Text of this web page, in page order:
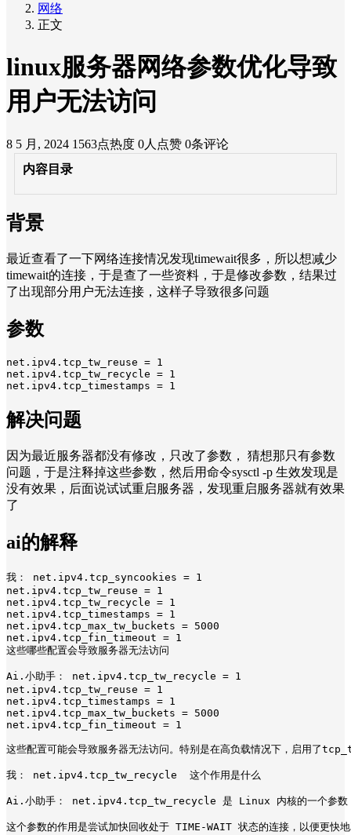
网络
正文
linux服务器网络参数优化导致
用户无法访问
8 5 月, 2024 1563点热度 0人点赞 0条评论
内容目录
背景
最近查看了一下网络连接情况发现timewait很多，所以想减少
timewait的连接，于是查了一些资料，于是修改参数，结果过
了出现部分用户无法连接，这样子导致很多问题
参数
net.ipv4.tcp_tw_reuse = 1
net.ipv4.tcp_tw_recycle = 1
net.ipv4.tcp_timestamps = 1
解决问题
因为最近服务器都没有修改，只改了参数， 猜想那只有参数
问题，于是注释掉这些参数，然后用命令sysctl -p 生效发现是
没有效果，后面说试试重启服务器，发现重启服务器就有效果
了
ai的解释
我： net.ipv4.tcp_syncookies = 1
net.ipv4.tcp_tw_reuse = 1
net.ipv4.tcp_tw_recycle = 1
net.ipv4.tcp_timestamps = 1
net.ipv4.tcp_max_tw_buckets = 5000
net.ipv4.tcp_fin_timeout = 1
这些哪些配置会导致服务器无法访问
Ai.小助手： net.ipv4.tcp_tw_recycle = 1
net.ipv4.tcp_tw_reuse = 1
net.ipv4.tcp_timestamps = 1
net.ipv4.tcp_max_tw_buckets = 5000
net.ipv4.tcp_fin_timeout = 1
这些配置可能会导致服务器无法访问。特别是在高负载情况下，启用了
我： net.ipv4.tcp_tw_recycle  这个作用是什么
Ai.小助手： net.ipv4.tcp_tw_recycle 是 Linux 内核的一个参数，用于
这个参数的作用是尝试加快回收处于 TIME-WAIT 状态的连接，以便更